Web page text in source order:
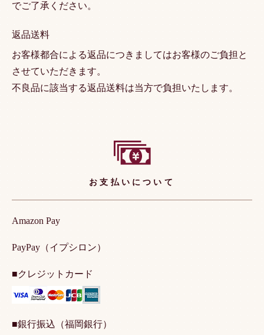
でご了承ください。
返品送料
お客様都合による返品につきましてはお客様のご負担と
させていただきます。
不良品に該当する返品送料は当方で負担いたします。
お支払いについて
Amazon Pay
PayPay（イプシロン）
■クレジットカード
■銀行振込（福岡銀行）